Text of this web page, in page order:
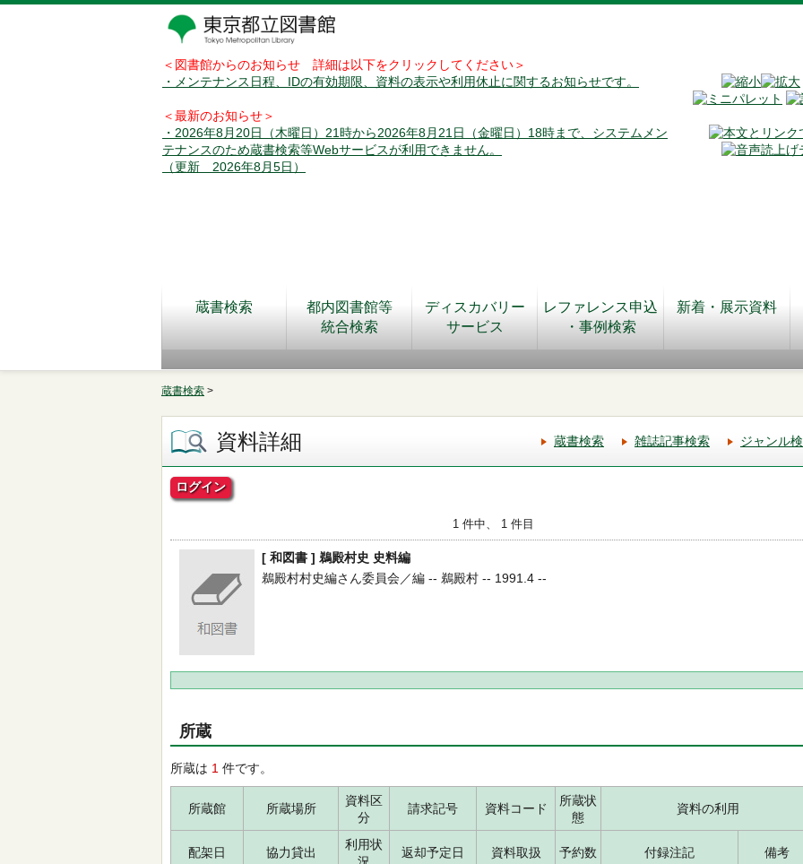
＜図書館からのお知らせ 詳細は以下をクリックしてください＞
・メンテナンス日程、IDの有効期限、資料の表示や利用休止に関するお知らせです。
＜最新のお知らせ＞
・2026年8月20日（木曜日）21時から2026年8月21日（金曜日）18時まで、システムメン
テナンスのため蔵書検索等Webサービスが利用できません。
（更新 2026年8月5日）
蔵書検索
都内図書館等
統合検索
ディスカバリー
サービス
レファレンス申込
・事例検索
新着・展示資料
蔵書検索 >
資料詳細 蔵書検索 雑誌記事検索 ジャンル
ログイン
1 件中、 1 件目
[ 和図書 ] 鵜殿村史 史料編
鵜殿村村史編さん委員会／編 -- 鵜殿村 -- 1991.4 --
所蔵
所蔵は 1 件です。
所蔵館 所蔵場所
資料区
分
請求記号 資料コード
所蔵状
態
資料の利用
配架日 協力貸出
利用状
返却予定日 資料取扱 予約数 付録注記 備考